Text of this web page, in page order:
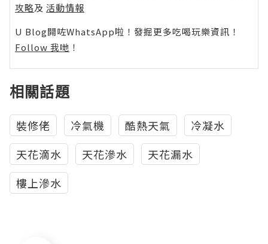
攻略及 活動情報
U Blog開咗WhatsApp啦！發掘更多吃喝玩樂資訊！
Follow 我哋 ！
相關話題
裝修佬 冷氣機 酷熱天氣
冷凝水
天花滴水
天花滲水
天花漏水
樓上滲水